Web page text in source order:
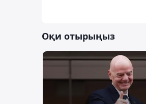
Оқи отырыңыз